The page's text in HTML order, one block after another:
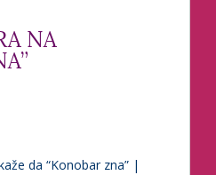
NA
da “Konobar zna” |